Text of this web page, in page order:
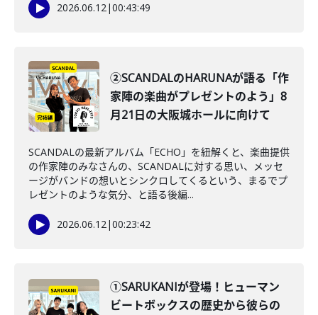
2026.06.12|00:43:49
②SCANDALのHARUNAが語る「作
家陣の楽曲がプレゼントのよう」8
月21日の大阪城ホールに向けて
SCANDALの最新アルバム「ECHO」を紐解くと、楽曲提供
の作家陣のみなさんの、SCANDALに対する思い、メッセ
ージがバンドの想いとシンクロしてくるという、まるでプ
レゼントのような気分、と語る後編...
2026.06.12|00:23:42
①SARUKANIが登場！ヒューマン
ビートボックスの歴史から彼らの